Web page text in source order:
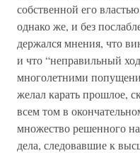
собственной его
однако же, и без
держался мнения, что
и что “неправильный
многолетними
желал карать прошлое,
всем том в
множество решенного на
дела, следовавшие к